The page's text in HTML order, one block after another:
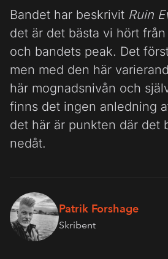
Bandet har beskrivit Ruin
det är det bästa vi hört
och bandets peak. Det
men med den här
här mognadsnivån och
finns det ingen anledning
det här är punkten där det
nedåt.
Patrik Forshage
Skribent